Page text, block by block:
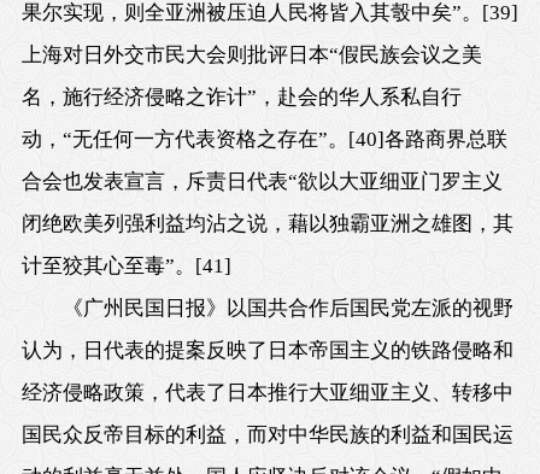
果尔实现，则全亚洲被压迫人民将皆入其彀中矣”。
[39]
上海对日外交市民大会则批评日本“假民族会议之美
名，施行经济侵略之诈计”，赴会的华人系私自行
动，“无任何一方代表资格之存在”。
[40]各路商界总联
合会也发表宣言，斥责日代表“欲以大亚细亚门罗主义
闭绝欧美列强利益均沾之说，藉以独霸亚洲之雄图，其
计至狡其心至毒”。
[41]
《广州民国日报》以国共合作后国民党左派的视野
认为，日代表的提案反映了日本帝国主义的铁路侵略和
经济侵略政策，代表了日本推行大亚细亚主义、转移中
国民众反帝目标的利益，而对中华民族的利益和国民运